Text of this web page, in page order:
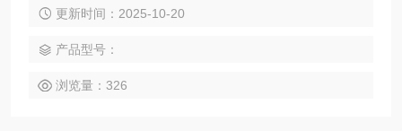
更新时间：2025-10-20
产品型号：
浏览量：326